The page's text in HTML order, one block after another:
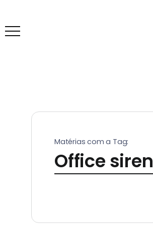
Matérias com a Tag:
Office siren